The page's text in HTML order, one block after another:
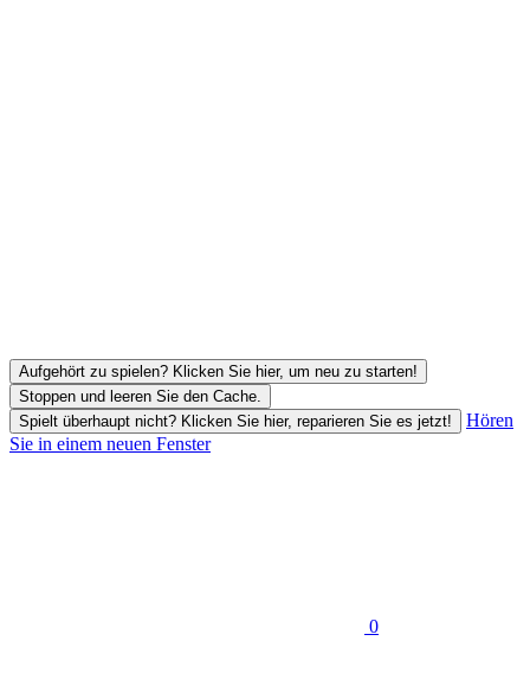
Aufgehört zu spielen? Klicken Sie hier, um neu zu starten!
Stoppen und leeren Sie den Cache.
Spielt überhaupt nicht? Klicken Sie hier, reparieren Sie es jetzt!
Hören
Sie in einem neuen Fenster
0